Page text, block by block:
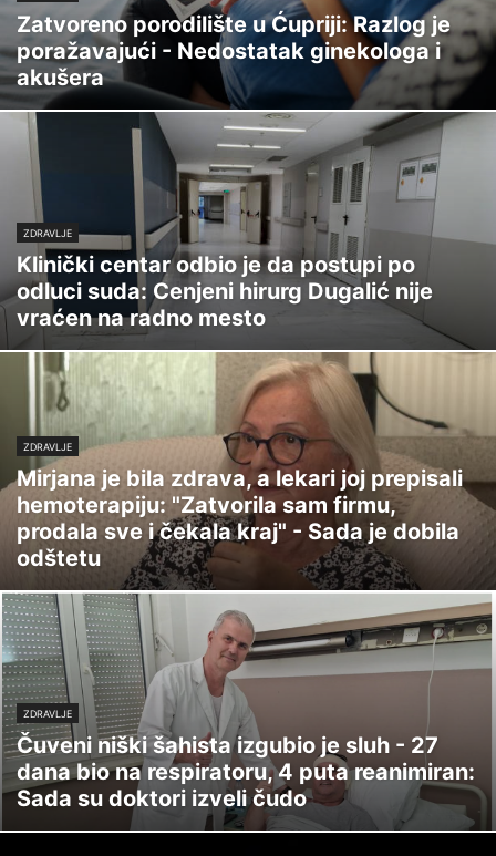
Zatvoreno porodilište u Ćupriji: Razlog je
poražavajući - Nedostatak ginekologa i
akušera
ZDRAVLJE
Klinički centar odbio je da postupi po
odluci suda: Cenjeni hirurg Dugalić nije
vraćen na radno mesto
ZDRAVLJE
Mirjana je bila zdrava, a lekari joj prepisali
hemoterapiju: "Zatvorila sam firmu,
prodala sve i čekala kraj" - Sada je dobila
odštetu
ZDRAVLJE
Čuveni niški šahista izgubio je sluh - 27
dana bio na respiratoru, 4 puta reanimiran:
Sada su doktori izveli čudo